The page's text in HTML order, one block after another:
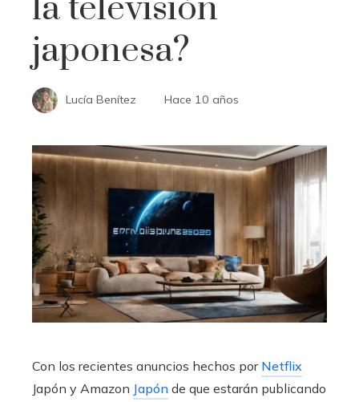
la televisión
japonesa?
Lucía Benítez Hace 10 años
Con los recientes anuncios hechos por Netflix
Japón y Amazon Japón de que estarán publicando